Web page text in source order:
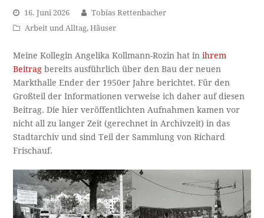
16. Juni 2026
Tobias Rettenbacher
Arbeit und Alltag,Häuser
Meine Kollegin Angelika Kollmann-Rozin hat inihrem
Beitrag bereits ausführlich über den Bau der neuen
Markthalle Ender der 1950er Jahre berichtet. Für den
Großteil der Informationen verweise ich daher auf diesen
Beitrag. Die hier veröffentlichten Aufnahmen kamen vor
nicht all zu langer Zeit (gerechnet in Archivzeit) in das
Stadtarchiv und sind Teil der Sammlung von Richard
Frischauf.